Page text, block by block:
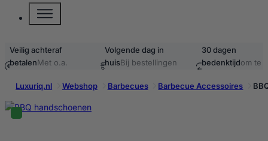
Volgende dag in
huisBij bestellingen
30 dagen
bedenktijdom te
Gratis
verzendingVanaf
Luxuriq.nl Webshop Barbecues Barbecue Accessoires